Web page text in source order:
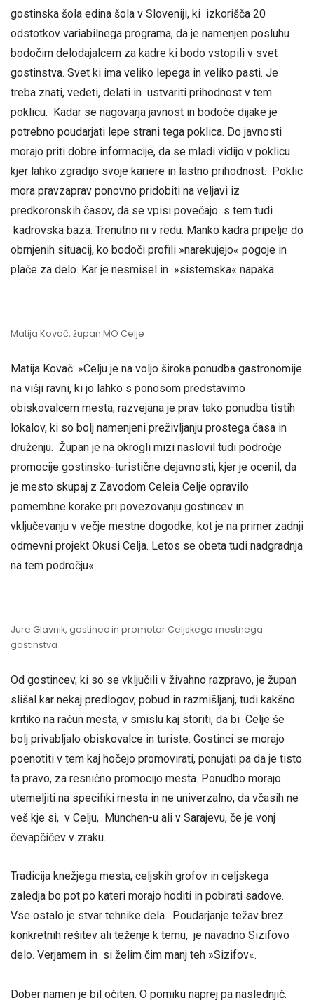
gostinska šola edina šola v Sloveniji, ki izkorišča 20
odstotkov variabilnega programa, da je namenjen posluhu
bodočim delodajalcem za kadre ki bodo vstopili v svet
gostinstva. Svet ki ima veliko lepega in veliko pasti. Je
treba znati, vedeti, delati in ustvariti prihodnost v tem
poklicu. Kadar se nagovarja javnost in bodoče dijake je
potrebno poudarjati lepe strani tega poklica. Do javnosti
morajo priti dobre informacije, da se mladi vidijo v poklicu
kjer lahko zgradijo svoje kariere in lastno prihodnost. Poklic
mora pravzaprav ponovno pridobiti na veljavi iz
predkoronskih časov, da se vpisi povečajo s tem tudi
kadrovska baza. Trenutno ni v redu. Manko kadra pripelje do
obrnjenih situacij, ko bodoči profili »narekujejo« pogoje in
plače za delo. Kar je nesmisel in »sistemska« napaka.
Matija Kovač, župan MO Celje
Matija Kovač: »Celju je na voljo široka ponudba gastronomije
na višji ravni, ki jo lahko s ponosom predstavimo
obiskovalcem mesta, razvejana je prav tako ponudba tistih
lokalov, ki so bolj namenjeni preživljanju prostega časa in
druženju. Župan je na okrogli mizi naslovil tudi področje
promocije gostinsko-turistične dejavnosti, kjer je ocenil, da
je mesto skupaj z Zavodom Celeia Celje opravilo
pomembne korake pri povezovanju gostincev in
vključevanju v večje mestne dogodke, kot je na primer zadnji
odmevni projekt Okusi Celja. Letos se obeta tudi nadgradnja
na tem področju«.
Jure Glavnik, gostinec in promotor Celjskega mestnega
gostinstva
Od gostincev, ki so se vključili v živahno razpravo, je župan
slišal kar nekaj predlogov, pobud in razmišljanj, tudi kakšno
kritiko na račun mesta, v smislu kaj storiti, da bi Celje še
bolj privabljalo obiskovalce in turiste. Gostinci se morajo
poenotiti v tem kaj hočejo promovirati, ponujati pa da je tisto
ta pravo, za resnično promocijo mesta. Ponudbo morajo
utemeljiti na specifiki mesta in ne univerzalno, da včasih ne
veš kje si, v Celju, München-u ali v Sarajevu, če je vonj
čevapčičev v zraku.
Tradicija knežjega mesta, celjskih grofov in celjskega
zaledja bo pot po kateri morajo hoditi in pobirati sadove.
Vse ostalo je stvar tehnike dela. Poudarjanje težav brez
konkretnih rešitev ali teženje k temu, je navadno Sizifovo
delo. Verjamem in si želim čim manj teh »Sizifov«.
Dober namen je bil očiten. O pomiku naprej pa naslednjič.